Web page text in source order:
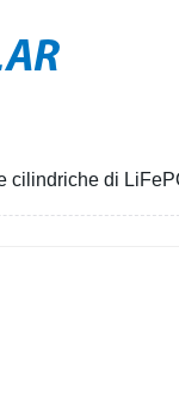
cilindriche di